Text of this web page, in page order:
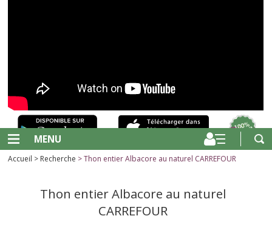
MENU
Accueil > Recherche > Thon entier Albacore au naturel CARREFOUR
Thon entier Albacore au naturel
CARREFOUR